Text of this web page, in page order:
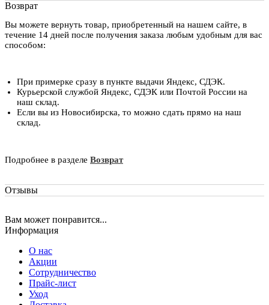
Возврат
Вы можете вернуть товар, приобретенный на нашем сайте, в
течение 14 дней после получения заказа любым удобным для вас
способом:
При примерке сразу в пункте выдачи Яндекс, СДЭК.
Курьерской службой Яндекс, СДЭК или Почтой России на
наш склад.
Если вы из Новосибирска, то можно сдать прямо на наш
склад.
Подробнее в разделе Возврат
Отзывы
Вам может понравится...
Информация
О нас
Акции
Сотрудничество
Прайс-лист
Уход